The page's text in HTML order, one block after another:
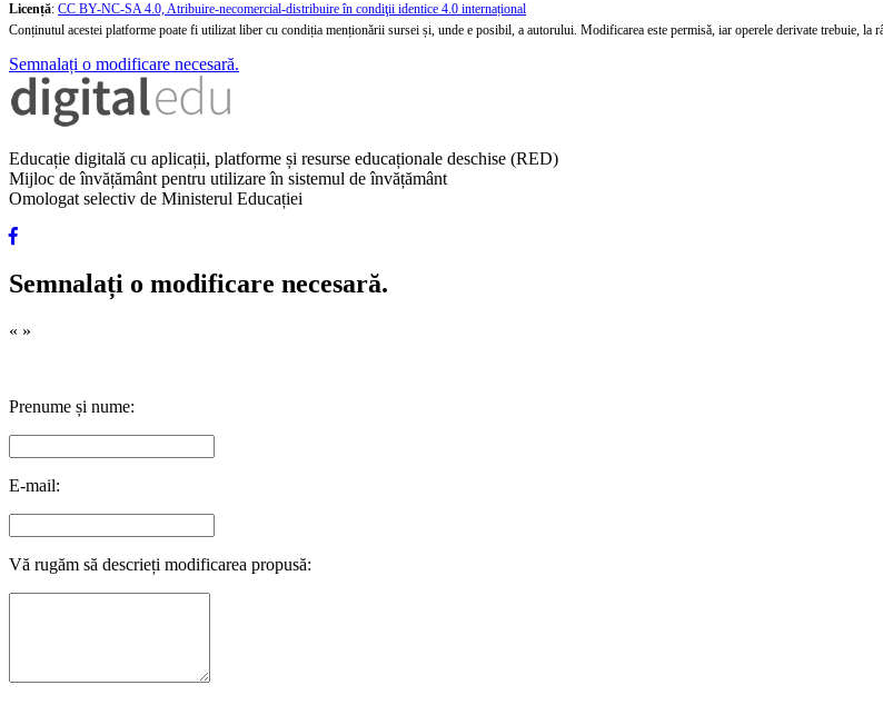
Licență: CC BY-NC-SA 4.0, Atribuire-necomercial-distribuire în condiţii identice 4.0 internațional
Conținutul acestei platforme poate fi utilizat liber cu condiția menționării sursei și, unde e posibil, a autorului. Modificarea este permisă, iar operele derivate trebuie,
Semnalați o modificare necesară.
Educație digitală cu aplicații, platforme și resurse educaționale deschise (RED)
Mijloc de învățământ pentru utilizare în sistemul de învățământ
Omologat selectiv de Ministerul Educației
Semnalați o modificare necesară.
« »
Prenume și nume:
E-mail:
Vă rugăm să descrieți modificarea propusă: